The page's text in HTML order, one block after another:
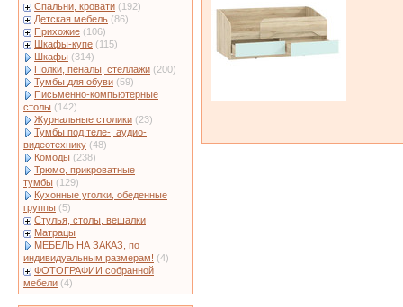
Спальни, кровати (192)
Детская мебель (86)
Прихожие (106)
Шкафы-купе (115)
Шкафы (314)
Полки, пеналы, стеллажи (200)
Тумбы для обуви (59)
Письменно-компьютерные
столы (142)
Журнальные столики (23)
Тумбы под теле-, аудио-
видеотехнику (48)
Комоды (238)
Трюмо, прикроватные
тумбы (129)
Кухонные уголки, обеденные
группы (5)
Стулья, столы, вешалки
Матрацы
МЕБЕЛЬ НА ЗАКАЗ, по
индивидуальным размерам! (4)
ФОТОГРАФИИ собранной
мебели (4)